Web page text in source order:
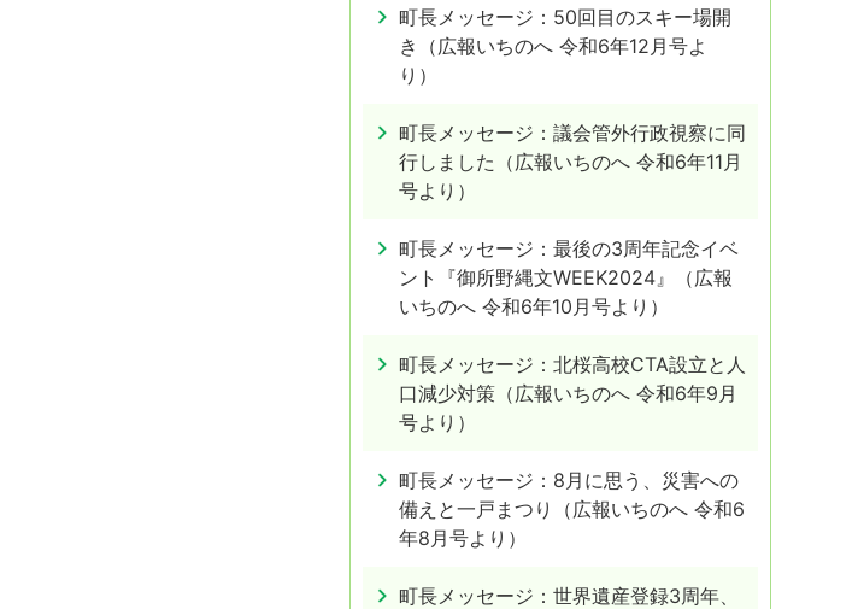
町長メッセージ：50回目のスキー場開
き（広報いちのへ 令和6年12月号よ
り）
町長メッセージ：議会管外行政視察に同
行しました（広報いちのへ 令和6年11月
号より）
町長メッセージ：最後の3周年記念イベ
ント『御所野縄文WEEK2024』（広報
いちのへ 令和6年10月号より）
町長メッセージ：北桜高校CTA設立と人
口減少対策（広報いちのへ 令和6年9月
号より）
町長メッセージ：8月に思う、災害への
備えと一戸まつり（広報いちのへ 令和6
年8月号より）
町長メッセージ：世界遺産登録3周年、